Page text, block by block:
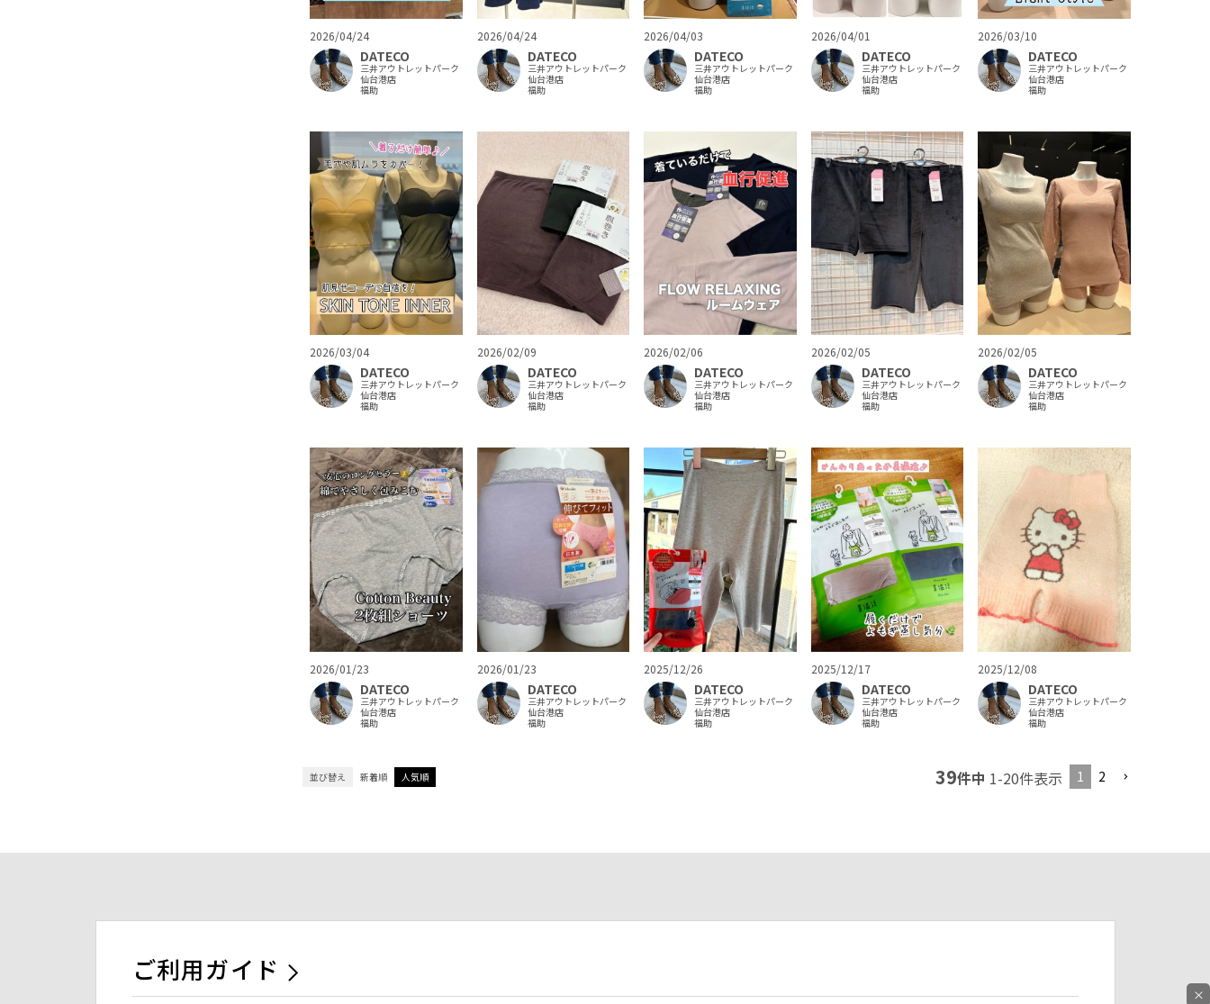
2026/04/24
DATECO
三井アウトレットパーク
仙台港店
福助
2026/04/24
DATECO
三井アウトレットパーク
仙台港店
福助
2026/04/03
DATECO
三井アウトレットパーク
仙台港店
福助
2026/04/01
DATECO
三井アウトレットパーク
仙台港店
福助
2026/03/10
DATECO
三井アウトレットパーク
仙台港店
福助
2026/03/04
DATECO
三井アウトレットパーク
仙台港店
福助
2026/02/09
DATECO
三井アウトレットパーク
仙台港店
福助
2026/02/06
DATECO
三井アウトレットパーク
仙台港店
福助
2026/02/05
DATECO
三井アウトレットパーク
仙台港店
福助
2026/02/05
DATECO
三井アウトレットパーク
仙台港店
福助
2026/01/23
DATECO
三井アウトレットパーク
仙台港店
福助
2026/01/23
DATECO
三井アウトレットパーク
仙台港店
福助
2025/12/26
DATECO
三井アウトレットパーク
仙台港店
福助
2025/12/17
DATECO
三井アウトレットパーク
仙台港店
福助
2025/12/08
DATECO
三井アウトレットパーク
仙台港店
福助
並び替え 新着順 人気順 39件中 1-20件表示 1 2
ご利用ガイド
×